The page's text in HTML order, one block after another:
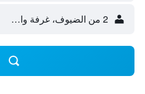
2 من الضيوف، غرفة واحدة